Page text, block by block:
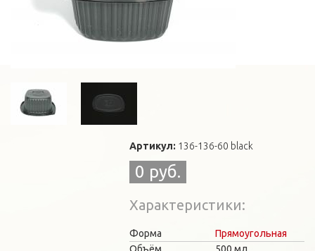
Артикул: 136-136-60 black
0 руб.
Характеристики
Форма
Прямоугольная